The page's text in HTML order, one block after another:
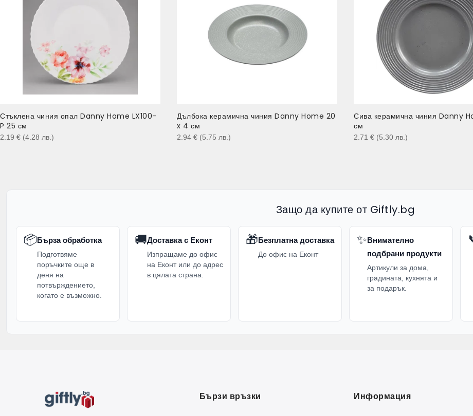
Стъклена чиния опал Danny Home LX100-
P 25 см
2.19 € (4.28 лв. )
Дълбока керамична чиния Danny Home 20
x 4 см
2.94 € (5.75 лв. )
Сива керамична чиния Danny
см
2.71 € (5.30 лв. )
Защо да купите от Giftly.bg
📦Бърза обработка
Подготвяме
поръчките още в
деня на
потвърждението,
когато е възможно.
🚚Доставка с Еконт
Изпращаме до офис
на Еконт или до адрес
в цялата страна.
🎁Безплатна доставка
До офис на Еконт
✨Внимателно
подбрани продукти
Артикули за дома,
градината, кухнята и
за подарък.
Бързи връзки Информация